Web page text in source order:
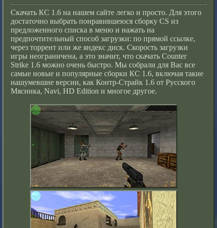
Скачать КС 1.6 на нашем сайте легко и просто. Для этого
достаточно выбрать понравившеюся сборку CS из
предложенного списка в меню и нажать на
предпочтительный способ загрузки: по прямой ссылке,
через торрент или же яндекс диск. Скорость загрузки
игры неограничена, а это значит, что скачать Counter
Strike 1.6 можно очень быстро. Мы собрали для Вас все
самые новые и популярные сборки КС 1.6, включая такие
нашумевшие версии, какКонтр-Страйк 1.6 от Русского
Мясника, Navi, HD Edition и многое другое.